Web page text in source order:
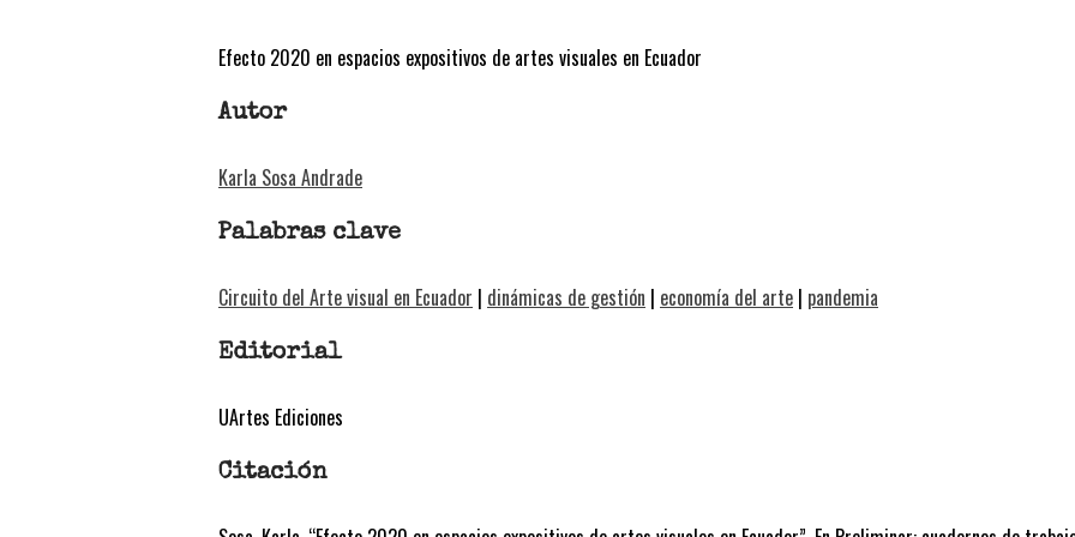
Efecto 2020 en espacios expositivos de artes visuales en Ecuador
Autor
Karla Sosa Andrade
Palabras clave
Circuito del Arte visual en Ecuador | dinámicas de gestión | economía del arte | pandemia
Editorial
UArtes Ediciones
Citación